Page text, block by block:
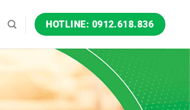
HOTLINE: 0912.618.836